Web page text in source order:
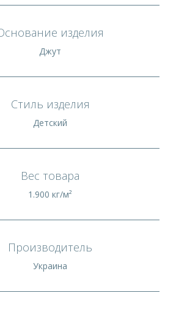
изделия
Джут
Стиль изделия
Детский
Вес товара
1.900 кг/м²
Производитель
Украина